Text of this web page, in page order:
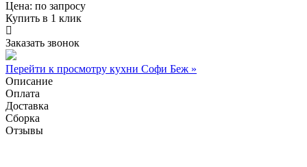
Цена: по запросу
Купить в 1 клик
Заказать звонок
Перейти к просмотру кухни Софи Беж »
Описание
Оплата
Доставка
Сборка
Отзывы